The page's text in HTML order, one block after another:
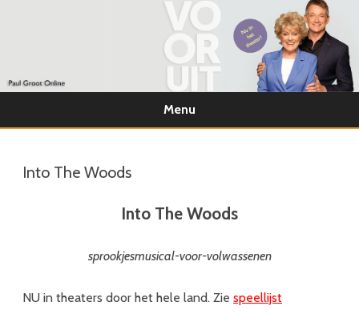
Menu
Into The Woods
Into The Woods
sprookjesmusical-voor-volwassenen
NU in theaters door het hele land. Zie speellijst